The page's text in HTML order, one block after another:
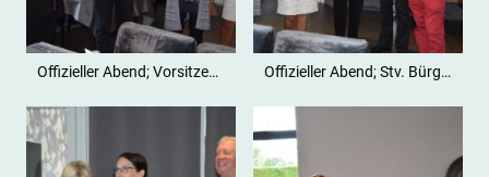
Offizieller Abend; Vorsitzende Christel Le Moal (links Offizieller Abend; Stv. Bürgermeisterin Lise Nicolle (3. von links)